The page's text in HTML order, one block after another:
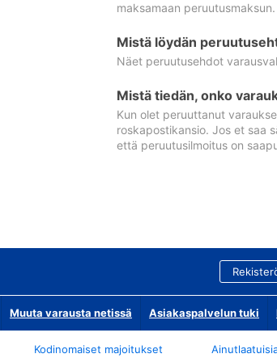
maksamaan
Mistä löydän
Näet peruutusehdot
Mistä tiedän, onko
Kun olet peruuttanut
roskapostikansio. Jos et saa
että peruutusilmoitus on
Muuta varausta netissä Asiakaspalvelun tuki
Kodinomaiset majoitukset